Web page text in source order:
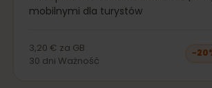
mobilnymi dla turystów
3,20 € za GB
30 dni Ważność
−20